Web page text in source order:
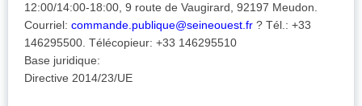
12:00/14:00-18:00, 9 route de Vaugirard, 92197 Meudon.
Courriel: commande.publique@seineouest.fr ? Tél.: +33
146295500. Télécopieur: +33 146295510
Base juridique:
Directive 2014/23/UE